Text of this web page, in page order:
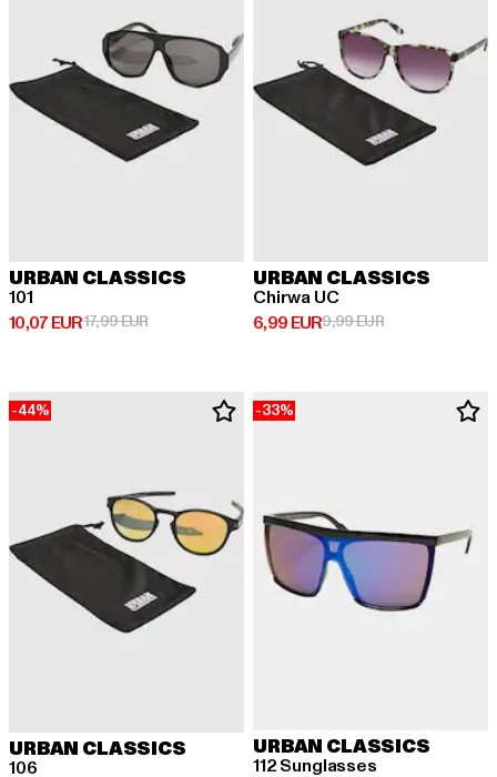
URBAN CLASSICS
101
10,07 EUR
Derzeitiger Preis: 10,07 EUR
17,99 EURAktionspreis: 17,99 EUR
URBAN CLASSICS
Chirwa UC
6,99 EUR
Derzeitiger Preis: 6,99 EUR
9,99 EURAktionspreis:
-44%
URBAN CLASSICS
106
-33%
URBAN CLASSICS
112 Sunglasses